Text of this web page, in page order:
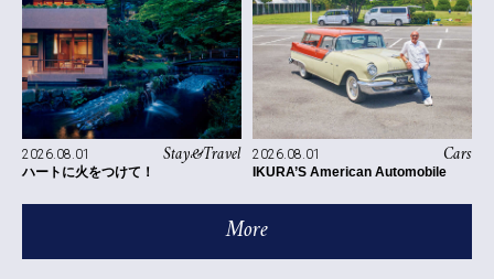
Stay&Travel
2026.08.01
ハートに火をつけて！
Cars
2026.08.01
IKURA’S American Automobile
More